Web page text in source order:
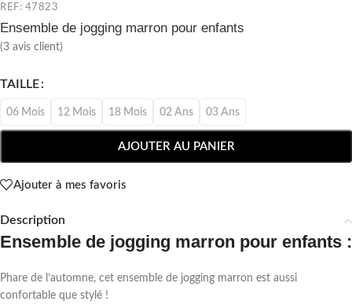
REF: 47823
Ensemble de jogging marron pour enfants
(3 avis client)
TAILLE
06 Mois 12 Mois 18 Mois 02 Ans 03 Ans
AJOUTER AU PANIER
Ajouter à mes favoris
Description
Ensemble de jogging marron pour enfants :
Phare de l’automne, cet ensemble de jogging marron est aussi
confortable que stylé !